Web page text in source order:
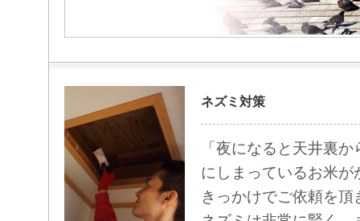
ネズミ対策
「夜になると天井裏
にしまっているお米
きっかけでご依頼を頂